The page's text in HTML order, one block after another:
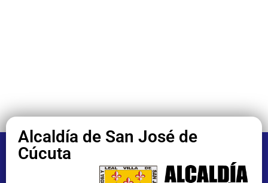
Alcaldía de San José de
Cúcuta